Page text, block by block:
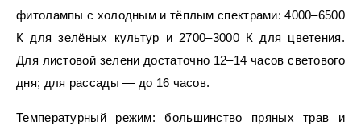
фитолампы с холодным и тёплым спектрами: 4000–6500
К для зелёных культур и 2700–3000 К для цветения.
Для листовой зелени достаточно 12–14 часов светового
дня; для рассады — до 16 часов.
Температурный режим: большинство пряных трав и